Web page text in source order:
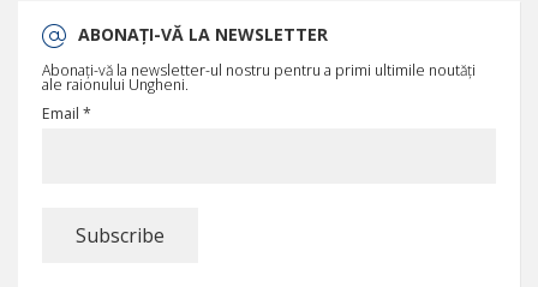
ABONAȚI-VĂ LA NEWSLETTER
Abonați-vă la newsletter-ul nostru pentru a primi ultimile noutăți
ale raionului Ungheni.
Email *